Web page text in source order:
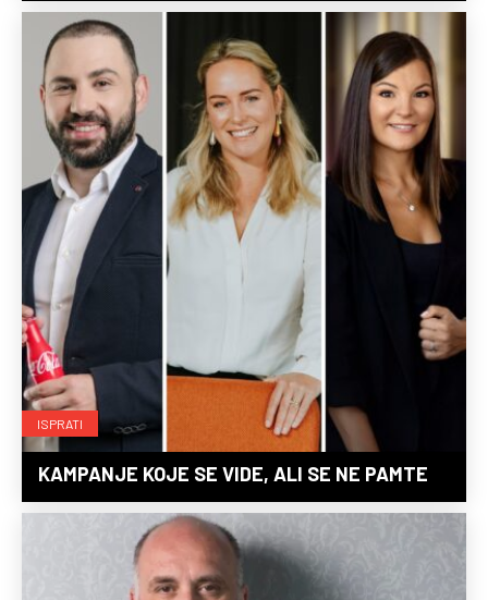
ISPRATI
KAMPANJE KOJE SE VIDE, ALI SE NE PAMTE